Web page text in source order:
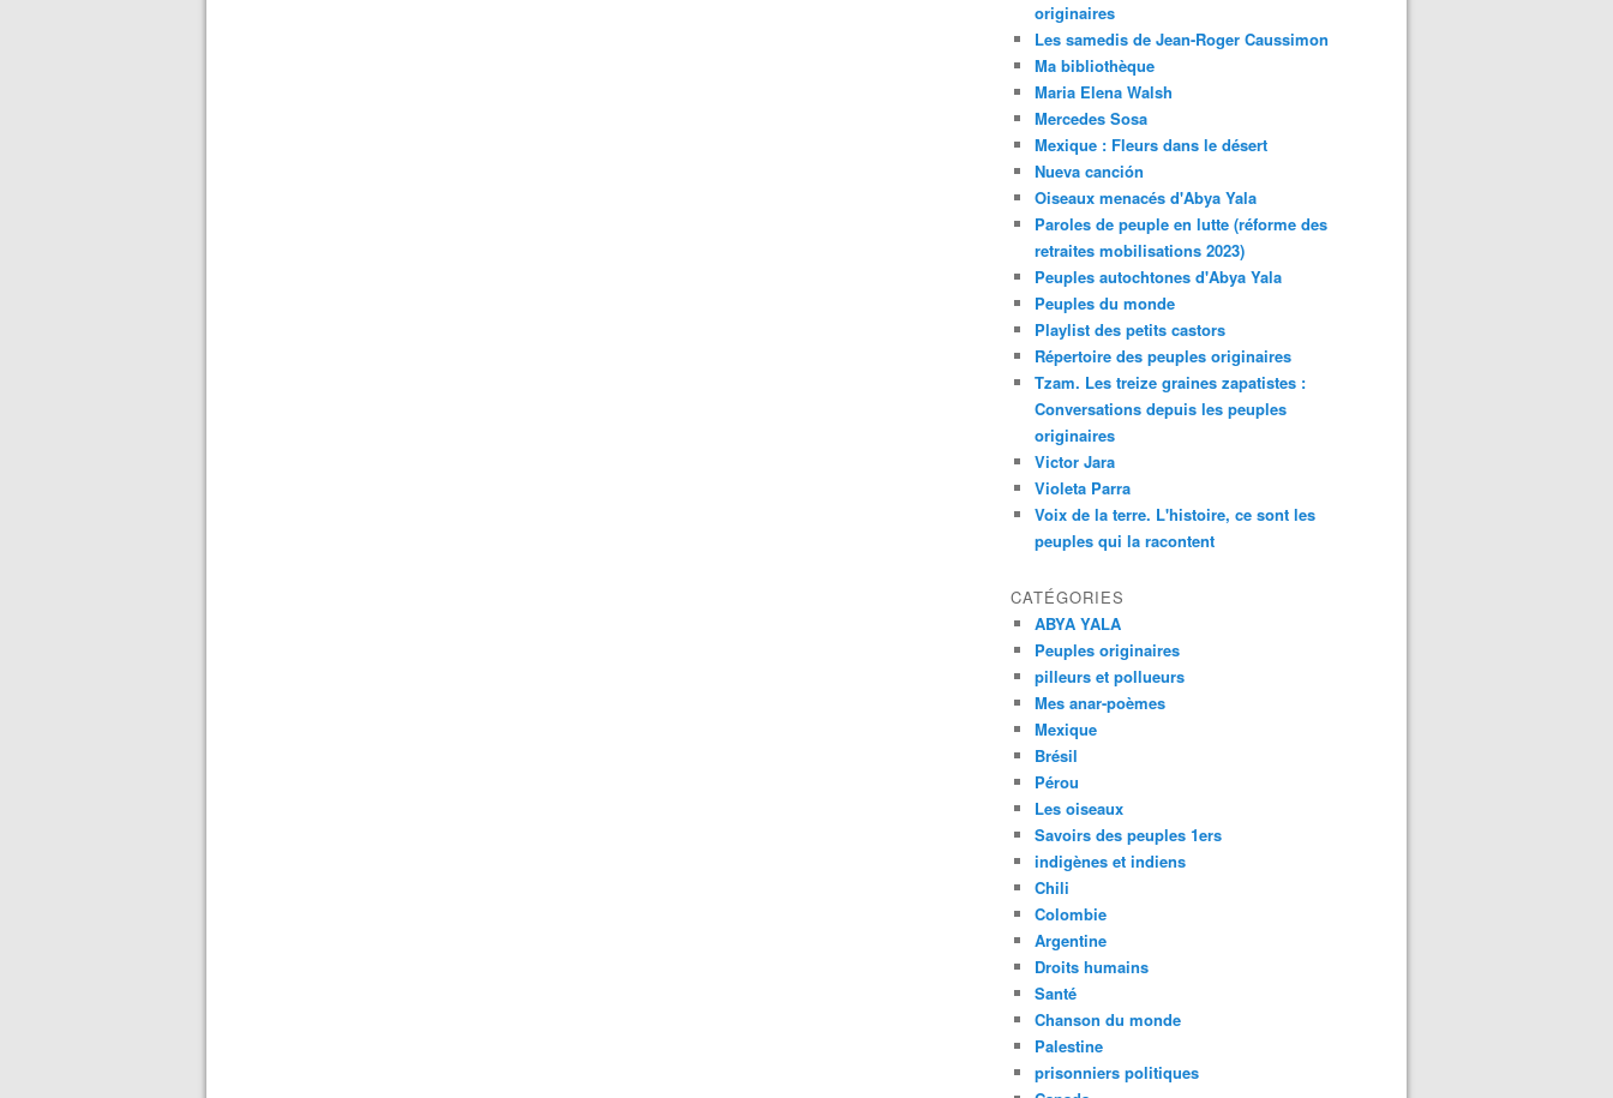
originaires
Les samedis de Jean-Roger Caussimon
Ma bibliothèque
Maria Elena Walsh
Mercedes Sosa
Mexique : Fleurs dans le désert
Nueva canción
Oiseaux menacés d'Abya Yala
Paroles de peuple en lutte (réforme des
retraites mobilisations 2023)
Peuples autochtones d'Abya Yala
Peuples du monde
Playlist des petits castors
Répertoire des peuples originaires
Tzam. Les treize graines zapatistes :
Conversations depuis les peuples
originaires
Victor Jara
Violeta Parra
Voix de la terre. L'histoire, ce sont les
peuples qui la racontent
CATÉGORIES
ABYA YALA
Peuples originaires
pilleurs et pollueurs
Mes anar-poèmes
Mexique
Brésil
Pérou
Les oiseaux
Savoirs des peuples 1ers
indigènes et indiens
Chili
Colombie
Argentine
Droits humains
Santé
Chanson du monde
Palestine
prisonniers politiques